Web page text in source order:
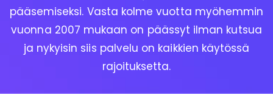
pääsemiseksi. Vasta kolme vuotta myöhemmin
vuonna 2007 mukaan on päässyt ilman kutsua
ja nykyisin siis palvelu on kaikkien käytössä
rajoituksetta.